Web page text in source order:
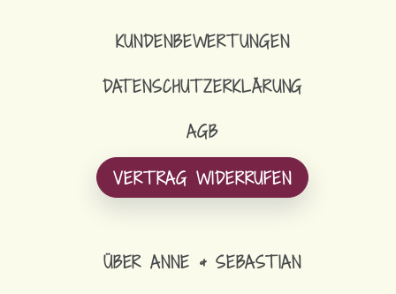
KUNDENBEWERTUNGEN
DATENSCHUTZERKLÄRUNG
AGB
VERTRAG WIDERRUFEN
ÜBER ANNE & SEBASTIAN